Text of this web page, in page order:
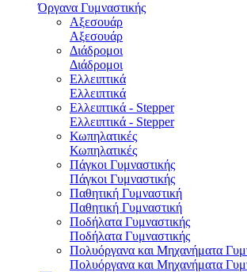
Όργανα Γυμναστικής
Αξεσουάρ
Αξεσουάρ
Διάδρομοι
Διάδρομοι
Ελλειπτικά
Ελλειπτικά
Ελλειπτικά - Stepper
Ελλειπτικά - Stepper
Κωπηλατικές
Κωπηλατικές
Πάγκοι Γυμναστικής
Πάγκοι Γυμναστικής
Παθητική Γυμναστική
Παθητική Γυμναστική
Ποδήλατα Γυμναστικής
Ποδήλατα Γυμναστικής
Πολυόργανα και Μηχανήματα
Πολυόργανα και Μηχανήματα